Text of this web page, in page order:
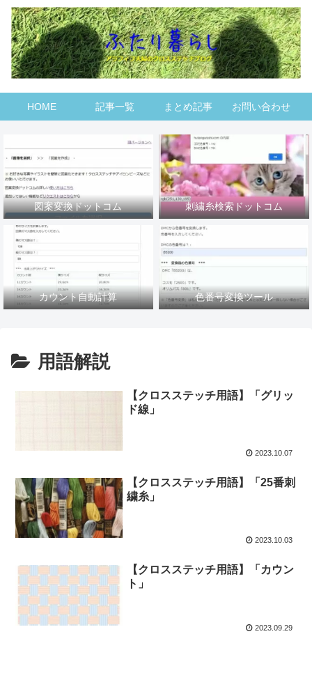
HOME 記事一覧 まとめ記事 お問い合わせ
図案変換ドットコム 刺繍糸検索ドットコム
カウント自動計算 色番号変換ツール
用語解説
【クロスステッチ用語】「グリッ
ド線」
2023.10.07
【クロスステッチ用語】「25番刺
繍糸」
2023.10.03
【クロスステッチ用語】「カウン
ト」
2023.09.29